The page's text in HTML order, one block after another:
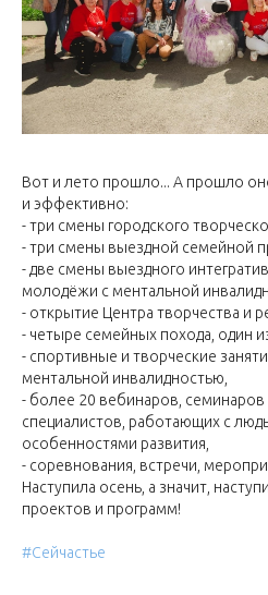
Вот и лето прошло... А прошло
и эффективно:
- три смены городского
- три смены выездной семейной
- две смены выездного
молодёжи с ментальной
- открытие Центра творчества и
- четыре семейных похода, один
- спортивные и творческие
ментальной инвалидностью,
- более 20 вебинаров, семинаров
специалистов, работающих с
особенностями развития,
- соревнования, встречи,
Наступила осень, а значит,
проектов и программ!
#Сейчастье